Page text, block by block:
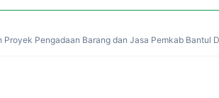
Proyek Pengadaan Barang dan Jasa Pemkab Bantul